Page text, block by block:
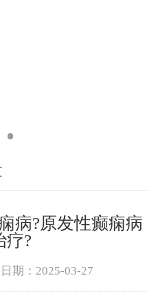
病?原发性癫痫病
疗?
日期：2025-03-27